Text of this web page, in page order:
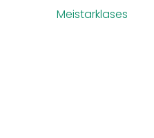
Meistarklases